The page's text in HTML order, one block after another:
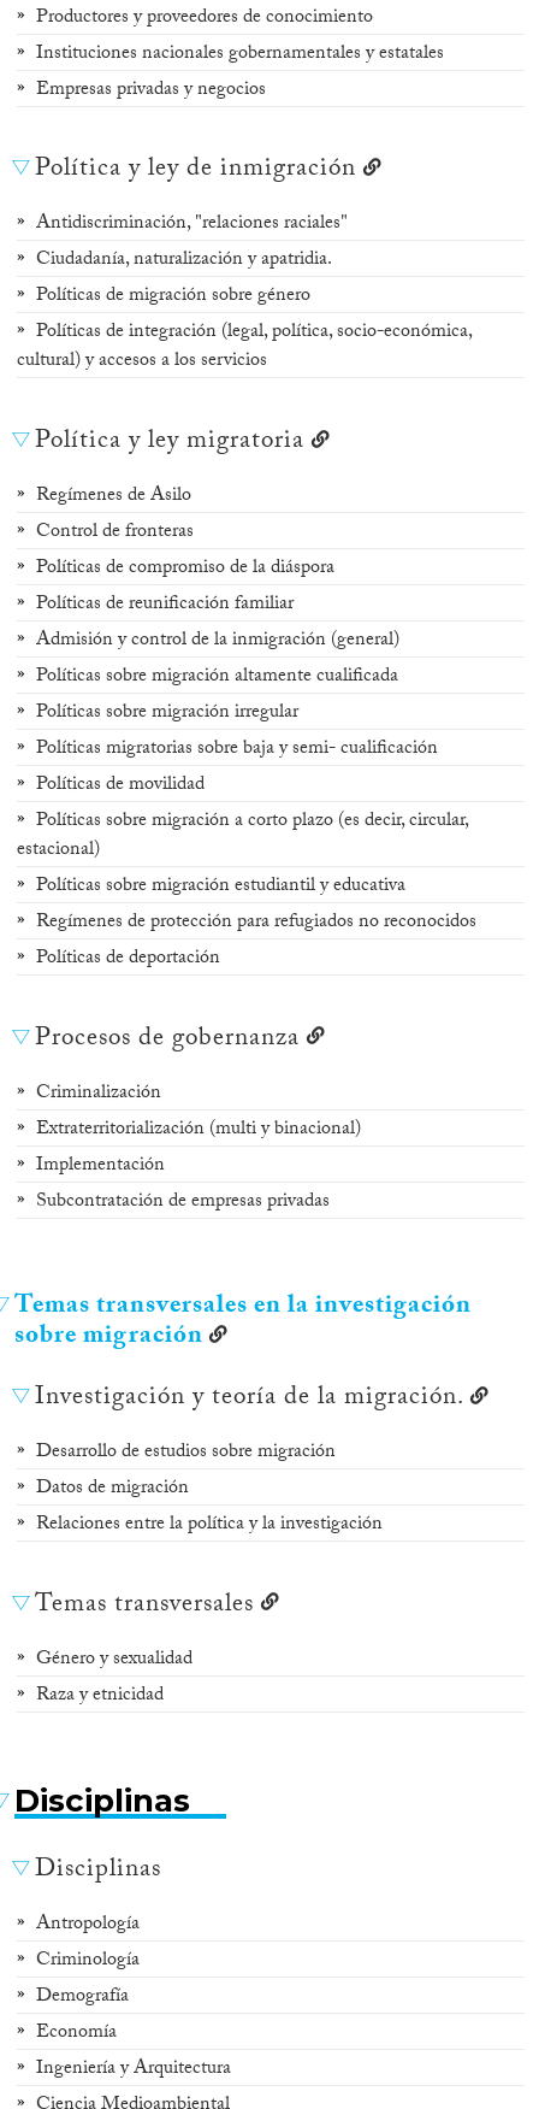
Productores y proveedores de conocimiento
Instituciones nacionales gobernamentales y estatales
Empresas privadas y negocios
Política y ley de inmigración
Antidiscriminación, "relaciones raciales"
Ciudadanía, naturalización y apatridia.
Políticas de migración sobre género
Políticas de integración (legal, política, socio-económica,
cultural) y accesos a los servicios
Política y ley migratoria
Regímenes de Asilo
Control de fronteras
Políticas de compromiso de la diáspora
Políticas de reunificación familiar
Admisión y control de la inmigración (general)
Políticas sobre migración altamente cualificada
Políticas sobre migración irregular
Políticas migratorias sobre baja y semi- cualificación
Políticas de movilidad
Políticas sobre migración a corto plazo (es decir, circular,
estacional)
Políticas sobre migración estudiantil y educativa
Regímenes de protección para refugiados no reconocidos
Políticas de deportación
Procesos de gobernanza
Criminalización
Extraterritorialización (multi y binacional)
Implementación
Subcontratación de empresas privadas
Temas transversales en la investigación
sobre migración
Investigación y teoría de la migración.
Desarrollo de estudios sobre migración
Datos de migración
Relaciones entre la política y la investigación
Temas transversales
Género y sexualidad
Raza y etnicidad
Disciplinas
Disciplinas
Antropología
Criminología
Demografía
Economía
Ingeniería y Arquitectura